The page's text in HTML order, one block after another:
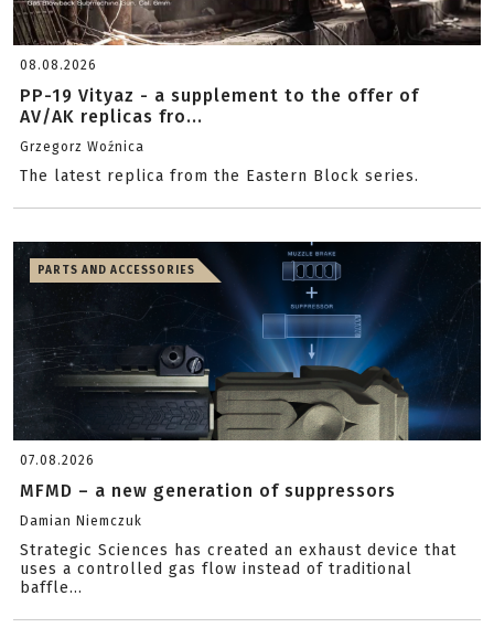
08.08.2026
PP-19 Vityaz - a supplement to the offer of
AV/AK replicas fro...
Grzegorz Woźnica
The latest replica from the Eastern Block series.
PARTS AND ACCESSORIES
07.08.2026
MFMD – a new generation of suppressors
Damian Niemczuk
Strategic Sciences has created an exhaust device that
uses a controlled gas flow instead of traditional
baffle...